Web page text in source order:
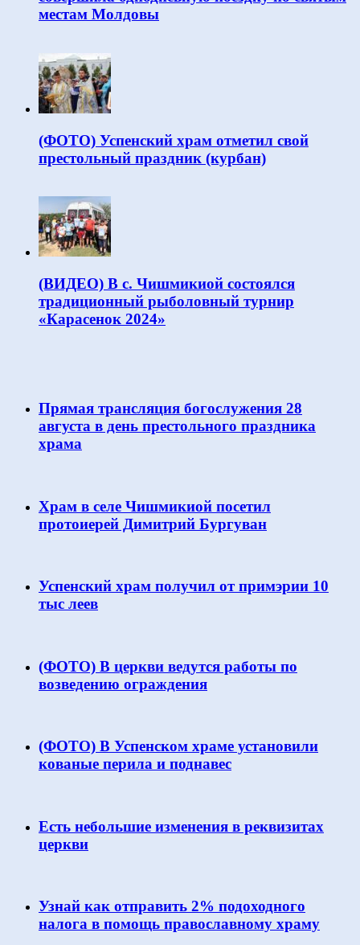
местам Молдовы
(ФОТО) Успенский храм отметил свой
престольный праздник (курбан)
(ВИДЕО) В с. Чишмикиой состоялся
традиционный рыболовный турнир
«Карасенок 2024»
Прямая трансляция богослужения 28
августа в день престольного праздника
храма
Храм в селе Чишмикиой посетил
протоиерей Димитрий Бургуван
Успенский храм получил от примэрии 10
тыс леев
(ФОТО) В церкви ведутся работы по
возведению ограждения
(ФОТО) В Успенском храме установили
кованые перила и поднавес
Есть небольшие изменения в реквизитах
церкви
Узнай как отправить 2% подоходного
налога в помощь православному храму